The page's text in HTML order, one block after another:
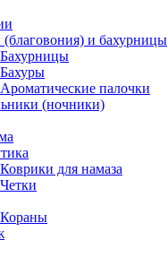
(благовония) и бахурницы
палочки
(ночники)
для намаза